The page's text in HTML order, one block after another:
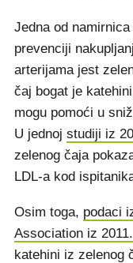
Jedna od
prevenciji
arterijama jest
čaj bogat je
mogu pomoći u
U jednoj studiji iz
zelenog čaja
LDL-a kod
Osim toga, podaci
Association iz
katehini iz zelenog